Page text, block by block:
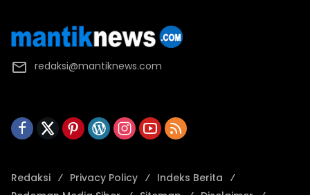
redaksi@mantiknews.com
Redaksi Privacy Policy
Indeks Berita